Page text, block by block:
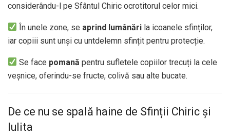
considerându-l pe Sfântul Chiric ocrotitorul celor mici.
În unele zone, se aprind lumânări la icoanele sfinților,
iar copiii sunt unși cu untdelemn sfințit pentru protecție.
Se face pomană pentru sufletele copiilor trecuți la cele
veșnice, oferindu-se fructe, colivă sau alte bucate.
De ce nu se spală haine de Sfinții Chiric și
Iulita